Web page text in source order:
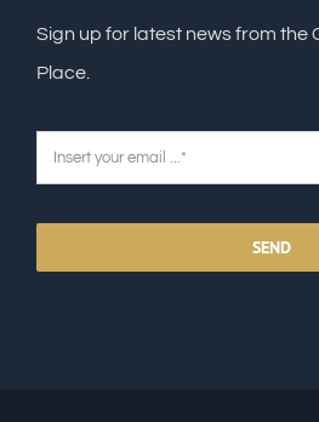
Sign up for latest news from the
Place.
SEND